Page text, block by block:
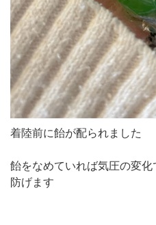
着陸前に飴が配られました
飴をなめていれば気圧の変
防げます